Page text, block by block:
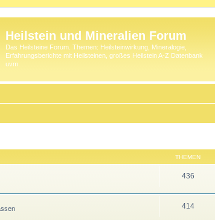
Heilstein und Mineralien Forum
Das Heilsteine Forum. Themen: Heilsteinwirkung, Mineralogie,
Erfahrungsberichte mit Heilsteinen, großes Heilstein A-Z Datenbank
uvm.
THEMEN
436
414